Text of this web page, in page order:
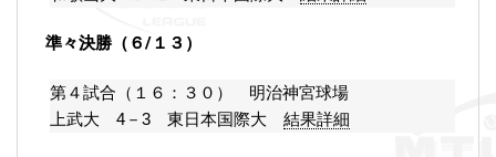
準々決勝（６/１３）
第４試合（１６：３０） 明治神宮球場
上武大 4－3 東日本国際大 結果詳細